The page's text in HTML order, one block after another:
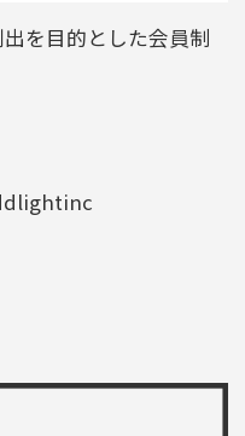
を目的とした会員制